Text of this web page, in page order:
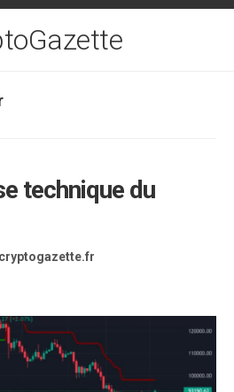
technique du
cryptogazette.fr